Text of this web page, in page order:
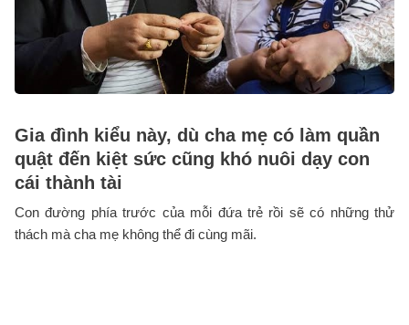
Gia đình kiểu này, dù cha mẹ có làm quần
quật đến kiệt sức cũng khó nuôi dạy con
cái thành tài
Con đường phía trước của mỗi đứa trẻ rồi sẽ có những thử
thách mà cha mẹ không thể đi cùng mãi.